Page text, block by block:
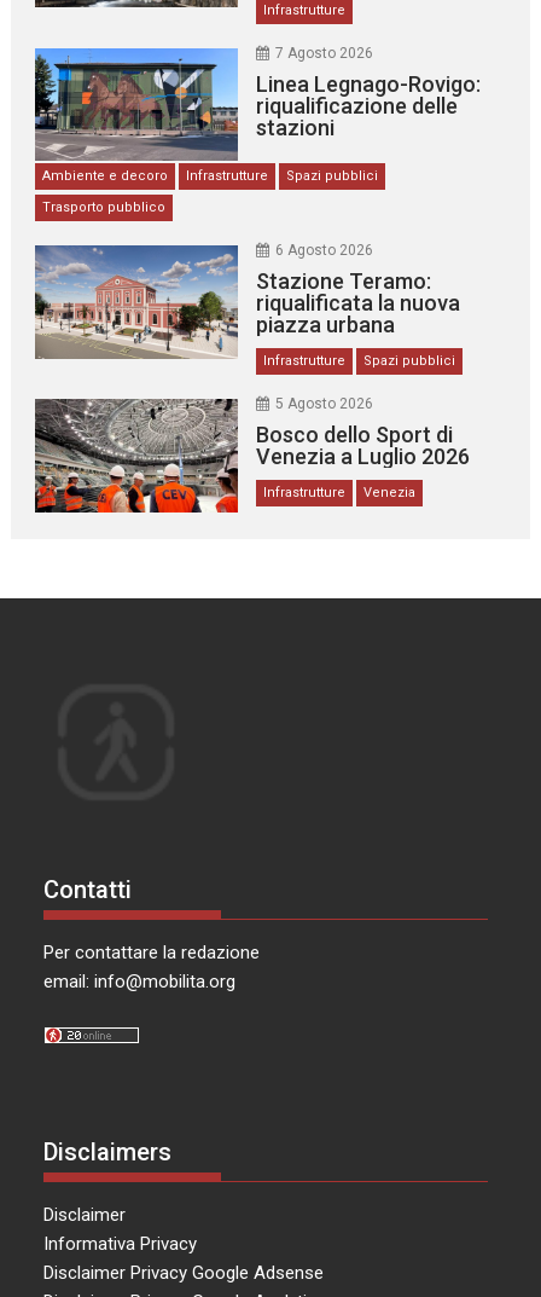
Infrastrutture
7 Agosto 2026
Linea Legnago-Rovigo:
riqualificazione delle
stazioni
Ambiente e decoro Infrastrutture
Spazi pubblici
Trasporto pubblico
6 Agosto 2026
Stazione Teramo:
riqualificata la nuova
piazza urbana
Infrastrutture Spazi pubblici
5 Agosto 2026
Bosco dello Sport di
Venezia a Luglio 2026
Infrastrutture Venezia
Contatti
Per contattare la redazione
email:info@mobilita.org
Disclaimers
Disclaimer
Informativa Privacy
Disclaimer Privacy Google Adsense